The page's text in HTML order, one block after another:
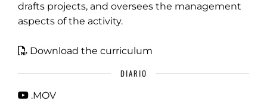
drafts projects, and oversees the management
aspects of the activity.
Download the curriculum
DIARIO
.MOV